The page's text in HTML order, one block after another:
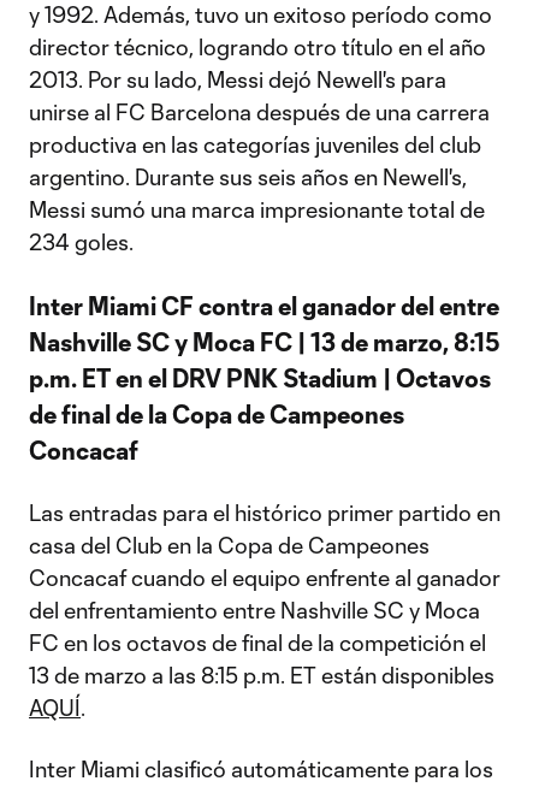
y 1992. Además, tuvo un exitoso período como
director técnico, logrando otro título en el año
2013. Por su lado, Messi dejó Newell's para
unirse al FC Barcelona después de una carrera
productiva en las categorías juveniles del club
argentino. Durante sus seis años en Newell's,
Messi sumó una marca impresionante total de
234 goles.
Inter Miami CF contra el ganador del entre
Nashville SC y Moca FC | 13 de marzo, 8:15
p.m. ET en el DRV PNK Stadium | Octavos
de final de la Copa de Campeones
Concacaf
Las entradas para el histórico primer partido en
casa del Club en la Copa de Campeones
Concacaf cuando el equipo enfrente al ganador
del enfrentamiento entre Nashville SC y Moca
FC en los octavos de final de la competición el
13 de marzo a las 8:15 p.m. ET están disponibles
AQUÍ.
Inter Miami clasificó automáticamente para los